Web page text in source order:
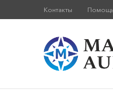
Контакты